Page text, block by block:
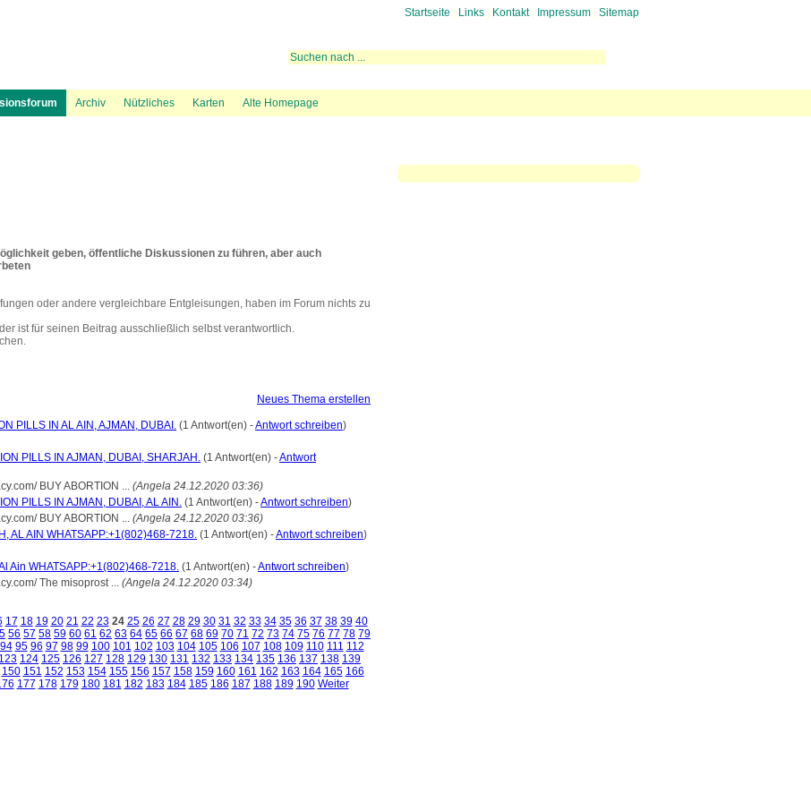
Startseite Links Kontakt| Impressum Sitemap
Archiv Nützliches Karten Alte Homepage
rechtliche Aktivitäten
Mediation
Fluglärmmessung des DFLD Hintergrundinformation Beschwerde über Fluglaerm
Bevölkerungsdichte und Flugspuren Lärmteppiche Starts
geben, öffentliche Diskussionen zu führen, aber auch
oder andere vergleichbare Entgleisungen, haben im Forum nichts zu
ist für seinen Beitrag ausschließlich selbst verantwortlich.
Neues Thema erstellen
PILLS IN AL AIN, AJMAN, DUBAI. (1 Antwort(en) -Antwort schreiben)
PILLS IN AJMAN, DUBAI, SHARJAH. (1 Antwort(en) -Antwort
BUY ABORTION ... (Angela 24.12.2020 03:36)
PILLS IN AJMAN, DUBAI, AL AIN. (1 Antwort(en) -Antwort schreiben)
BUY ABORTION ... (Angela 24.12.2020 03:36)
AL AIN WHATSAPP:+1(802)468-7218. (1 Antwort(en) -Antwort schreiben)
Ain WHATSAPP:+1(802)468-7218. (1 Antwort(en) -Antwort schreiben)
The misoprost ... (Angela 24.12.2020 03:34)
17 18 19 20 21 22 23 24 25 26 27 28 29 30 31 32 33 34 35 36 37 38 39 40
56 57 58 59 60 61 62 63 64 65 66 67 68 69 70 71 72 73 74 75 76 77 78 79
94 95 96 97 98 99 100 101 102 103 104 105 106 107 108 109 110 111 112
123 124 125 126 127 128 129 130 131 132 133 134 135 136 137 138 139
150 151 152 153 154 155 156 157 158 159 160 161 162 163 164 165 166
177 178 179 180 181 182 183 184 185 186 187 188 189 190 Weiter